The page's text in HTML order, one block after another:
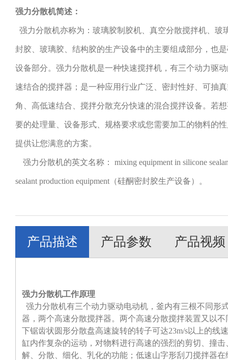
强力分散机简述：
强力分散机亦称为：玻璃胶制胶机、真空分散搅拌机、玻
封胶、玻璃胶、结构胶的生产设备中的主要组成部分，也
设备部分。强力分散机是一种快速搅拌机，有三个动力驱
速结合的搅拌器；是一种应用行业广泛、密封性好、可抽
角、高低速结合、搅拌分散充分快速的混合搅拌设备。若
要的处理量、设备形式、规格要求或您需要加工的物料的
提供让您满意的方案。
强力分散机的英文名称： mixing equipment in silicone
sealant production equipment（硅酮密封胶生产设备）。
产品描述 产品参数 产品视频
强力分散机工作原理
强力分散机有三个动力驱动电动机，釜内有三根不同形
器，两个高速分散搅拌器。两个高速分散搅拌装置又以
下锯齿状圆形分散盘高速旋转的转子可达23m/s以上的线
缸内作复杂的运动，对物料进行高速的强烈的剪切、撞
解、分散、细化、乳化的功能；低速山字形刮刀搅拌器